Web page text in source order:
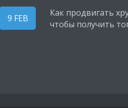
9 FEB
Как продвигать
чтобы получить